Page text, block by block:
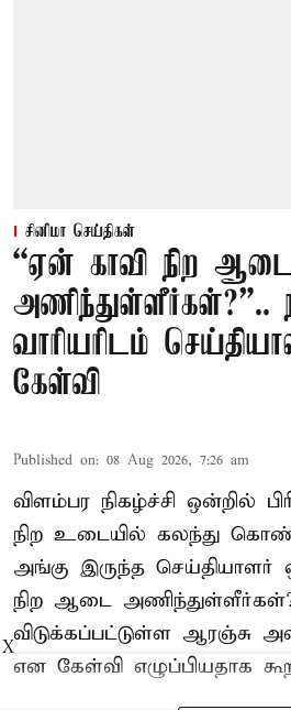
சினிமா செய்திகள்
“ஏன் காவி நிற
அணிந்துள்ளீர்கள்?”..
வாரியரிடம்
கேள்வி
Published on: 08 Aug 2026, 7:26 am
விளம்பர நிகழ்ச்சி ஒன்றில்
நிற உடையில் கலந்து
அங்கு இருந்த செய்தியாளர்
நிற ஆடை
விடுக்கப்பட்டுள்ள ஆரஞ்சு
என கேள்வி எழுப்பியதாக
X